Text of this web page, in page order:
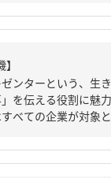
ンターという、生
を伝える役割に魅
べての企業が対象